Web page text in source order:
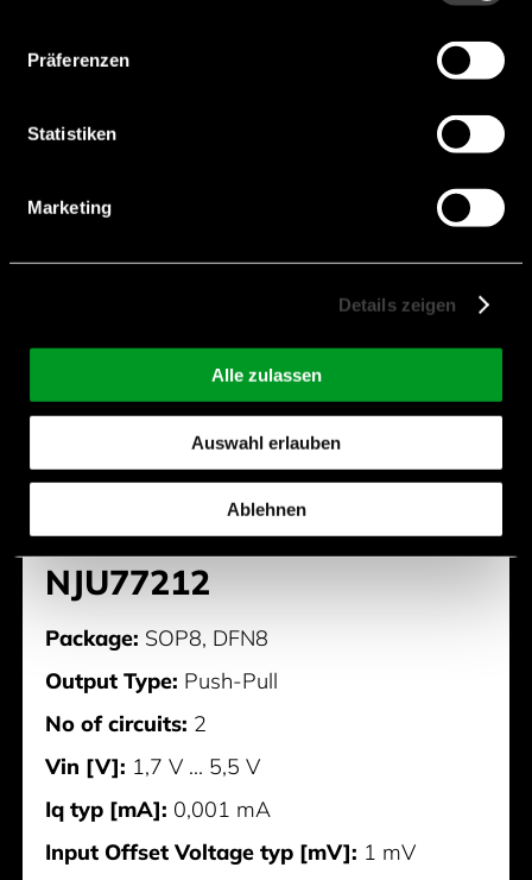
Präferenzen
Statistiken
Marketing
Details zeigen
Alle zulassen
Auswahl erlauben
Ablehnen
NJM2901
NJU77212
Package: SOP8, DFN8
Output Type: Push-Pull
No of circuits: 2
Vin [V]: 1,7 V ... 5,5 V
Iq typ [mA]: 0,001 mA
Input Offset Voltage typ [mV]: 1 mV